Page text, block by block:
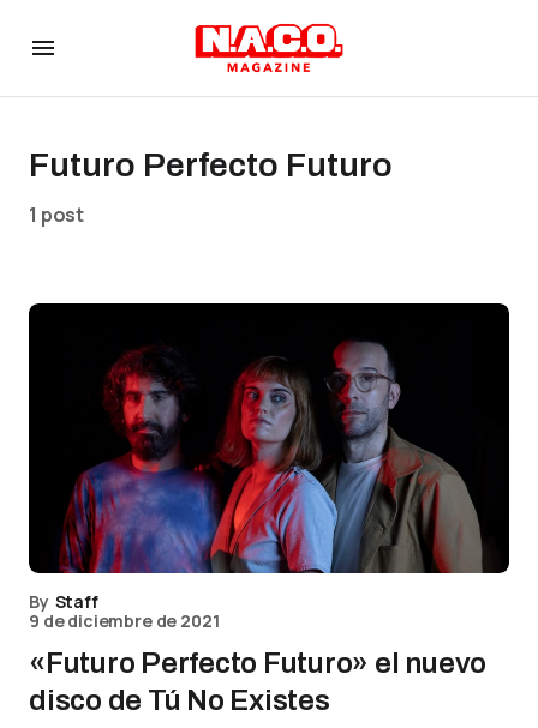
Futuro Perfecto Futuro
1 post
By Staff
9 de diciembre de 2021
«Futuro Perfecto Futuro» el nuevo
disco de Tú No Existes